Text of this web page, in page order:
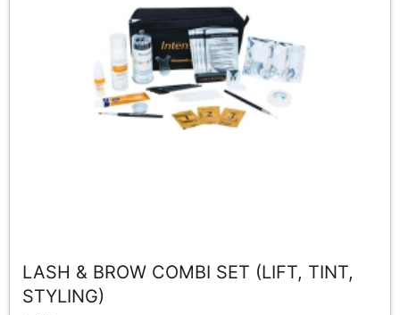
LASH & BROW COMBI SET (LIFT, TINT,
STYLING)